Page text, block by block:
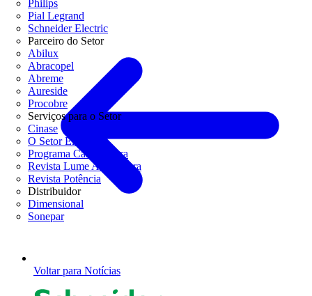
Philips
Pial Legrand
Schneider Electric
Parceiro do Setor
Abilux
Abracopel
Abreme
Aureside
Procobre
Serviços para o Setor
Cinase
O Setor Elétrico
Programa Casa Segura
Revista Lume Arquitetura
Revista Potência
Distribuidor
Dimensional
Sonepar
Voltar para Notícias